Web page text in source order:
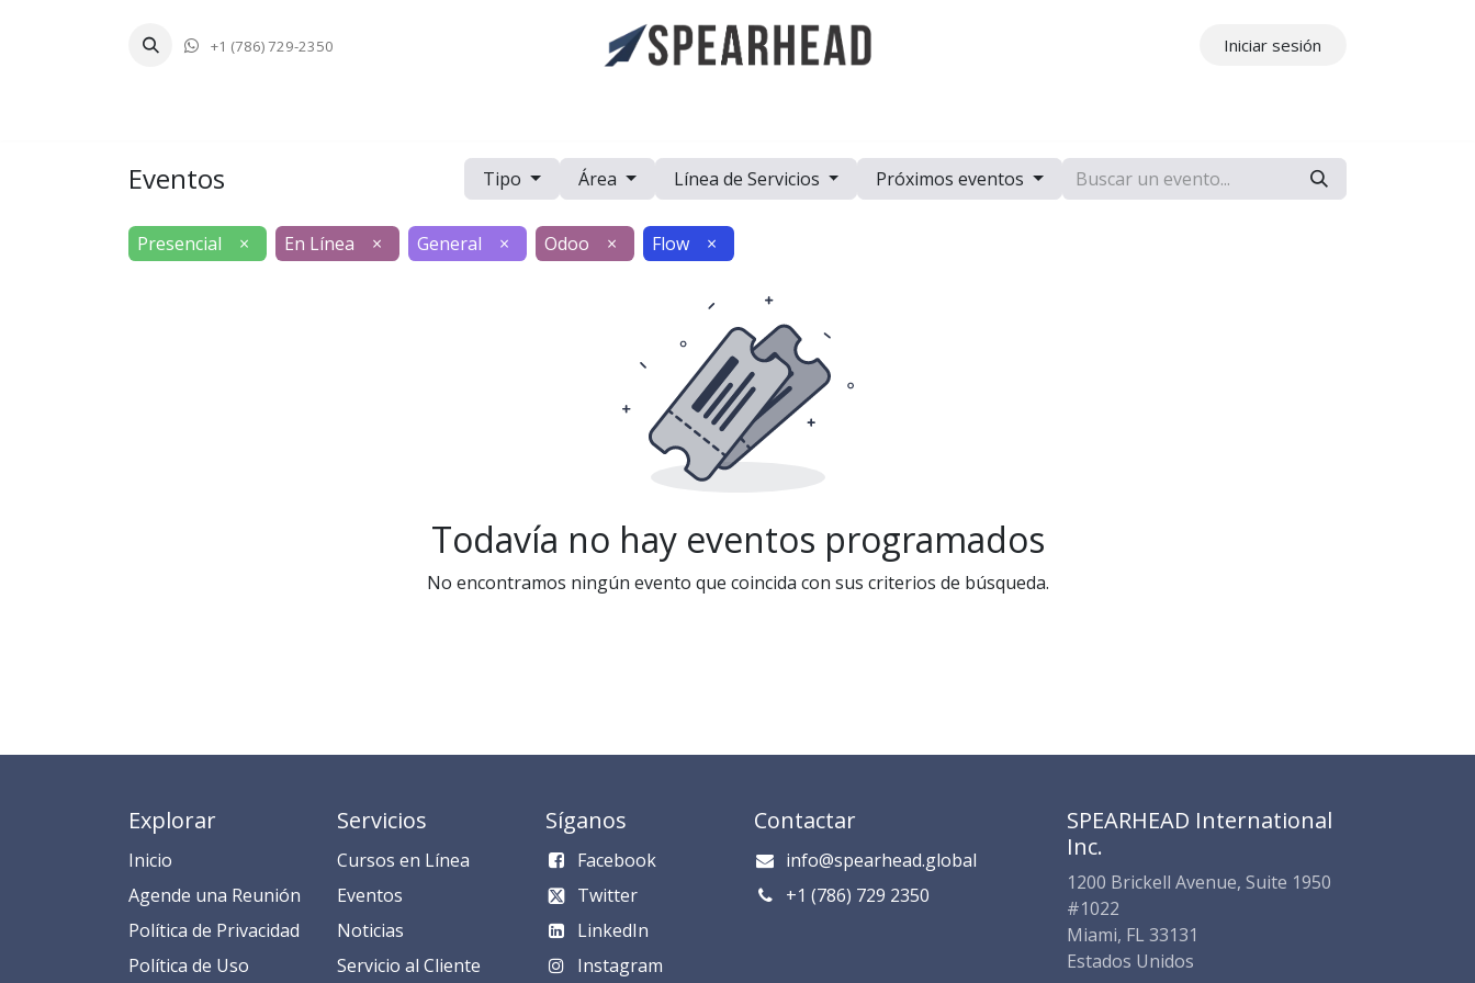
+1 (786) 729-2350 Iniciar sesión
Eventos Tipo Área Línea de Servicios Próximos eventos
Presencial × En Línea × General × Odoo × Flow ×
Todavía no hay eventos programados
No encontramos ningún evento que coincida con sus criterios de búsqueda.
Explorar
Inicio
​​​​​​​​​​​​​​​​​​​​​​​​​​​​A​gend​e ​u​na​ Reunión​
​​​​​​P​o​l​ítica de Privacidad
​​​​​​​​​​​P​o​l​í​t​ic​a​ d​e ​U​so​
Servicios
​​​​​​​​​C​​ur​sos en​ ​L​í​ne​a​
​​E​​​​​v​ent​os​​​
​​​​​​N​o​t​ic​ia​s​
​​​​​​​​​​​​​​​​S​e​r​v​i​ci​o​ a​l ​Cl​ien​t​e​
Síganos
Facebook
Twitter
LinkedIn
Instagram
Contactar
info@spearhead.global
​​​​​​​​​​​+1 (786) 729 235​0​
SPEARHEAD International
Inc.
1200 Brickell Avenue, Suite 1950
#1022
Miami, FL 33131
Estados Unidos